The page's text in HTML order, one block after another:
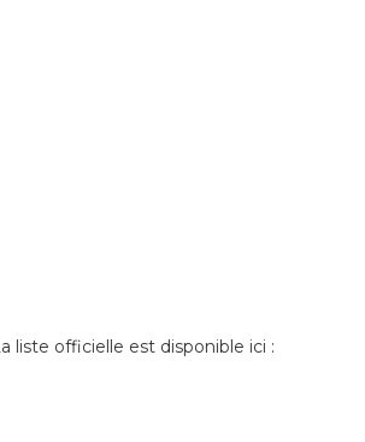
liste officielle est disponible ici :